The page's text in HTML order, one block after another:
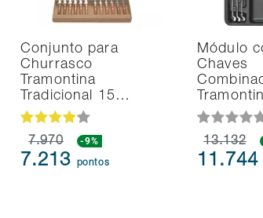
Conjunto para
Churrasco
Tramontina
Tradicional 15…
7.970 -9%
7.213 pontos
Módulo
Chaves
13.132